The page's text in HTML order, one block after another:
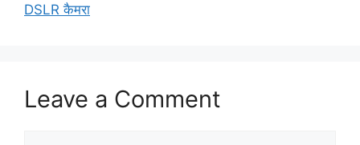
DSLR कैमरा
Leave a Comment